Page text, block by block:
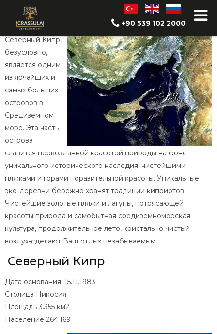
+90 539 102 2000
Северный Кипр
Северный Кипр,
безусловно,
является одним
из ярчайших и
самых больших
островов в
Средиземном
море. Эта часть
острова
славится первозданной красотой природы на фоне
уникального исторического наследия, чистейшими
пляжами и горами поразительной красоты. Уникальные
эко-деревни бережно хранят традиции киприотов.
Чистейшие золотые пляжи и лагуны, потрясающей
красоты природа и самобытная средиземноморская
культура, продолжительное лето, кристально чистый
воздух-сделают Ваш отдых незабываемым.
Северный Кипр
Дата основания: 15.11.1983
Столица Никосия
Площадь 3.355 км2
Население 264.169